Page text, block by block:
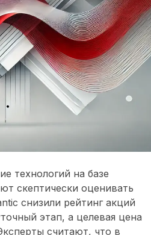
технологий на базе
скептически оценивать
снизили рейтинг акций
этап, а целевая цена
считают, что в